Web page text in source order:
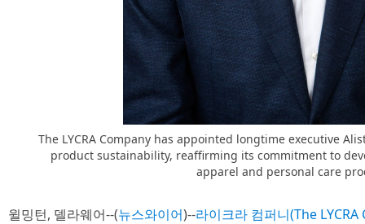
The LYCRA Company has appointed longtime executive
product sustainability, reaffirming its commitment to
apparel and personal care
윌밍턴, 델라웨어--(뉴스와이어)--라이크라 컴퍼니(The